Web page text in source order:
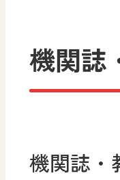
機関誌
機関誌・